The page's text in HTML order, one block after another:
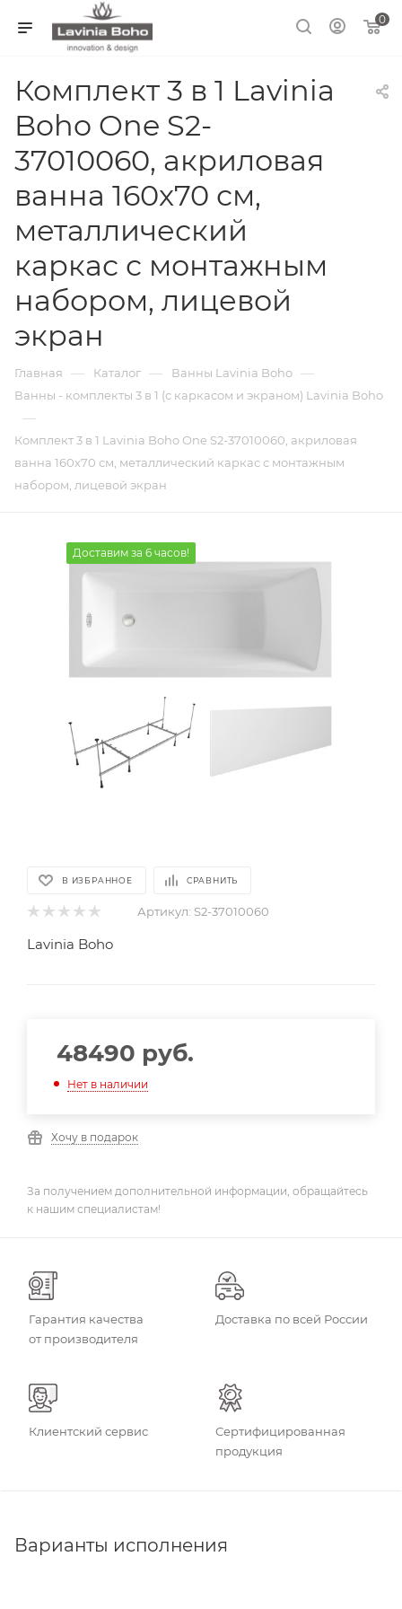
0
Комплект 3 в 1 Lavinia
Boho One S2-
37010060, акриловая
ванна 160x70 см,
металлический
каркас с монтажным
набором, лицевой
экран
Главная — Каталог — Ванны Lavinia Boho —
Ванны - комплекты 3 в 1 (с каркасом и экраном) Lavinia Boho
—
Комплект 3 в 1 Lavinia Boho One S2-37010060, акриловая
ванна 160x70 см, металлический каркас с монтажным
набором, лицевой экран
Доставим за 6 часов!
В ИЗБРАННОЕ СРАВНИТЬ
Артикул: S2-37010060
Lavinia Boho
48490 руб.
Нет в наличии
Хочу в подарок
За получением дополнительной информации, обращайтесь
к нашим специалистам!
Гарантия качества
от производителя
Доставка по всей России
Клиентский сервис
Сертифицированная
продукция
Варианты исполнения